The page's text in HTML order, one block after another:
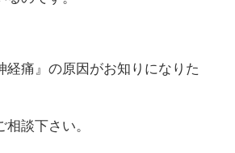
経痛』の原因がお知りになりた
談下さい。